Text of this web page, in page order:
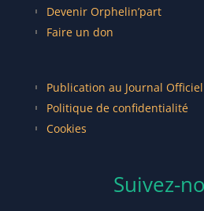
Devenir Orphelin’part
Faire un don
Publication au Journal Officiel
Politique de confidentialité
Cookies
Suivez-